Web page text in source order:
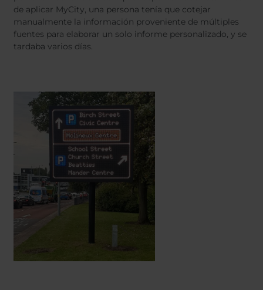
de aplicar MyCity, una persona tenía que cotejar
manualmente la información proveniente de múltiples
fuentes para elaborar un solo informe personalizado, y se
tardaba varios días.